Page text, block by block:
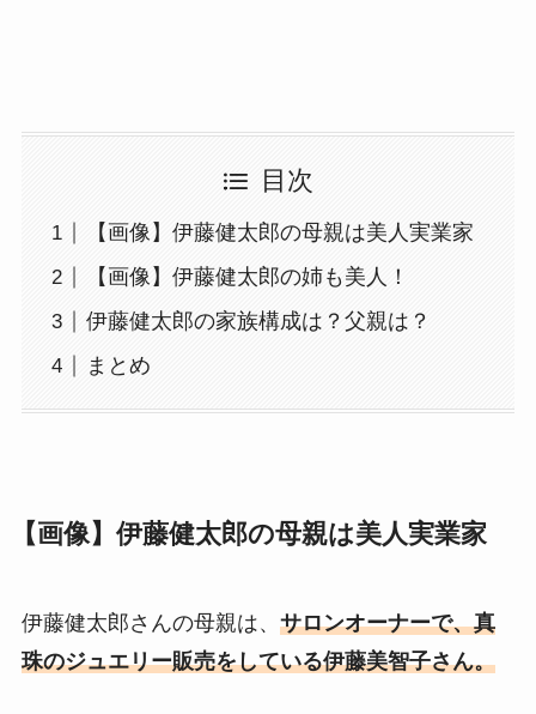
目次
【画像】伊藤健太郎の母親は美人実業家
【画像】伊藤健太郎の姉も美人！
伊藤健太郎の家族構成は？父親は？
まとめ
【画像】伊藤健太郎の母親は美人実業家
伊藤健太郎さんの母親は、 サロンオーナーで、真
珠のジュエリー販売をしている伊藤美智子さん。